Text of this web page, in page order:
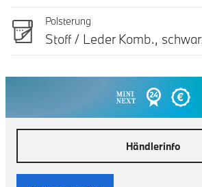
Polsterung
Stoff / Leder Komb.,
Händlerinfo